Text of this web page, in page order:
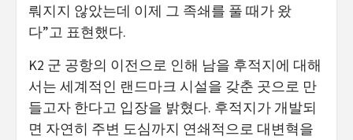
뤄지지 않았는데 이제 그 족쇄를 풀 때가 왔
다”고 표현했다.
K2 군 공항의 이전으로 인해 남을 후적지에 대해
서는 세계적인 랜드마크 시설을 갖춘 곳으로 만
들고자 한다고 입장을 밝혔다. 후적지가 개발되
면 자연히 주변 도심까지 연쇄적으로 대변혁을